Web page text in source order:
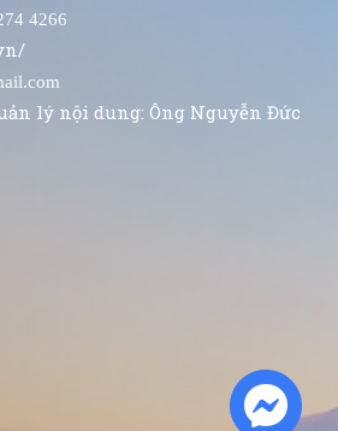
4266
lý nội dung: Ông Nguyễn Đức